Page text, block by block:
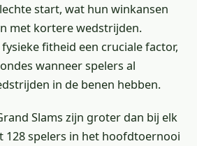
start, wat hun winkansen
met kortere wedstrijden.
fitheid een cruciale factor,
wanneer spelers al
in de benen hebben.
Slams zijn groter dan bij elk
128 spelers in het hoofdtoernooi